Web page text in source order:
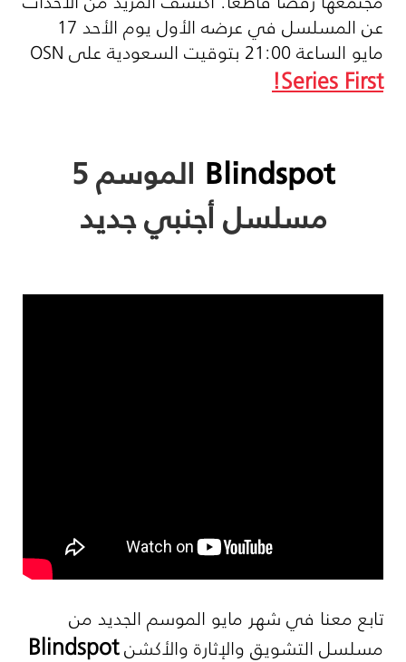
عن المسلسل في عرضه الأول يوم الأحد 17
مايو الساعة 21:00 بتوقيت السعودية على OSN
Series First
!
Blindspot الموسم 5
مسلسل أجنبي جديد
تابع معنا في شهر مايو الموسم الجديد من
مسلسل التشويق والإثارة والأكشنBlindspot